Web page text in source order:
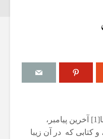
خداوند متعال برای هدایت انسانها[1] آخرین پیامبر،
محمد(ص) را فرستاد[2]، و کتابی که در آن زیباآیا برای یک